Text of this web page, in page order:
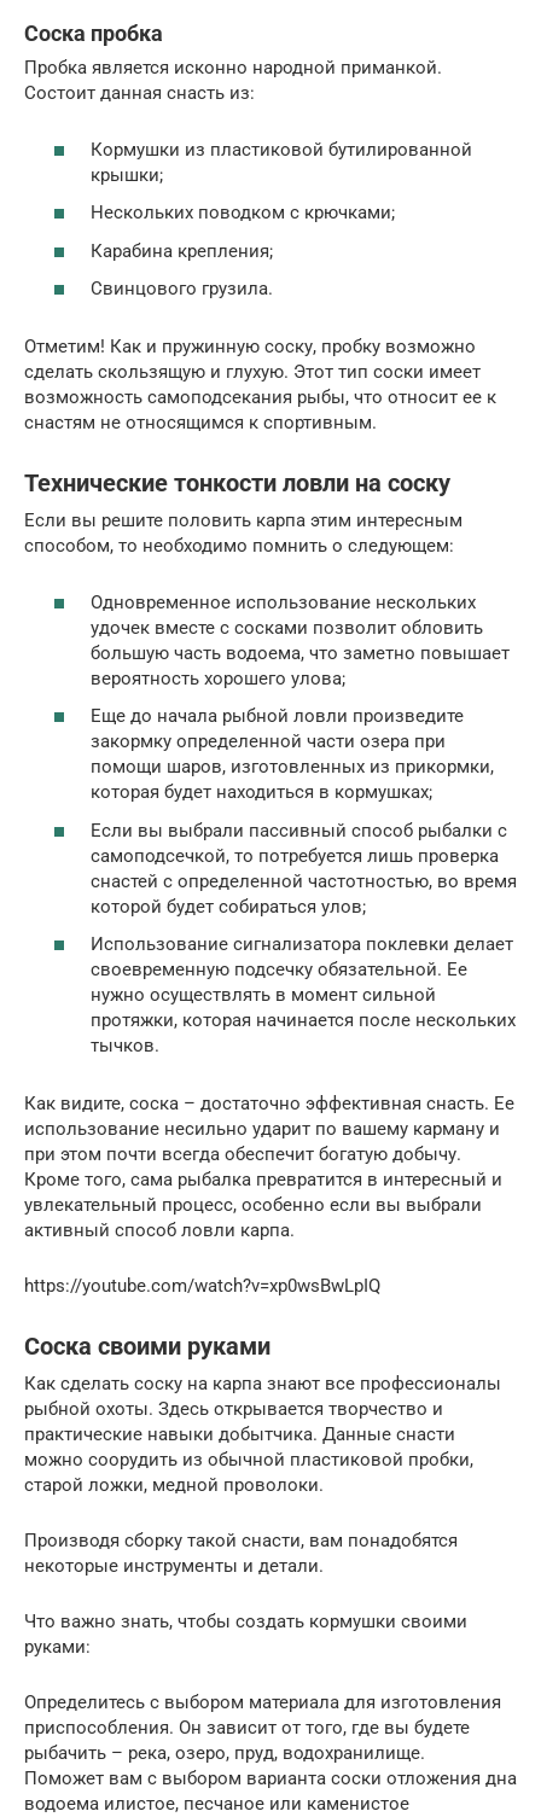
Соска пробка
Пробка является исконно народной приманкой.
Состоит данная снасть из:
Кормушки из пластиковой бутилированной
крышки;
Нескольких поводком с крючками;
Карабина крепления;
Свинцового грузила.
Отметим! Как и пружинную соску, пробку возможно
сделать скользящую и глухую. Этот тип соски имеет
возможность самоподсекания рыбы, что относит ее к
снастям не относящимся к спортивным.
Технические тонкости ловли на соску
Если вы решите половить карпа этим интересным
способом, то необходимо помнить о следующем:
Одновременное использование нескольких
удочек вместе с сосками позволит обловить
большую часть водоема, что заметно повышает
вероятность хорошего улова;
Еще до начала рыбной ловли произведите
закормку определенной части озера при
помощи шаров, изготовленных из прикормки,
которая будет находиться в кормушках;
Если вы выбрали пассивный способ рыбалки с
самоподсечкой, то потребуется лишь проверка
снастей с определенной частотностью, во время
которой будет собираться улов;
Использование сигнализатора поклевки делает
своевременную подсечку обязательной. Ее
нужно осуществлять в момент сильной
протяжки, которая начинается после нескольких
тычков.
Как видите, соска – достаточно эффективная снасть. Ее
использование несильно ударит по вашему карману и
при этом почти всегда обеспечит богатую добычу.
Кроме того, сама рыбалка превратится в интересный и
увлекательный процесс, особенно если вы выбрали
активный способ ловли карпа.
https://youtube.com/watch?v=xp0wsBwLpIQ
Соска своими руками
Как сделать соску на карпа знают все профессионалы
рыбной охоты. Здесь открывается творчество и
практические навыки добытчика. Данные снасти
можно соорудить из обычной пластиковой пробки,
старой ложки, медной проволоки.
Производя сборку такой снасти, вам понадобятся
некоторые инструменты и детали.
Что важно знать, чтобы создать кормушки своими
руками:
Определитесь с выбором материала для изготовления
приспособления. Он зависит от того, где вы будете
рыбачить – река, озеро, пруд, водохранилище.
Поможет вам с выбором варианта соски отложения дна
водоема илистое, песчаное или каменистое